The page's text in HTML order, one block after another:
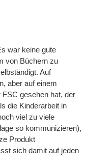
war keine gute
von Büchern zu
Auf
aber auf einem
gesehen hat, der
die Kinderarbeit in
viel zu viele
so kommunizieren),
Produkt
sich damit auf jeden